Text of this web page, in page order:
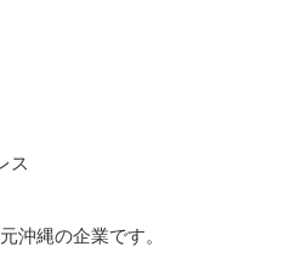
ス
沖縄の企業です。